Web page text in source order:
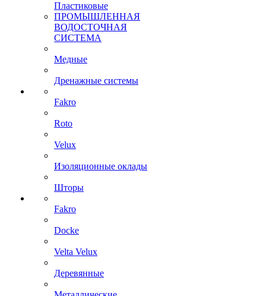
Пластиковые
ПРОМЫШЛЕННАЯ
ВОДОСТОЧНАЯ
СИСТЕМА
Медные
Дренажные системы
Fakro
Roto
Velux
Изоляционные оклады
Шторы
Fakro
Docke
Velta Velux
Деревянные